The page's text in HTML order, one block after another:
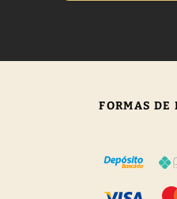
FORMAS DE